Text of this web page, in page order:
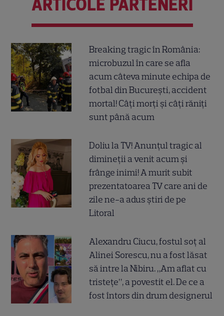
ARTICOLE PARTENERI
Breaking tragic în România:
microbuzul în care se afla
acum câteva minute echipa de
fotbal din București, accident
mortal! Câți morți și câți răniți
sunt până acum
Doliu la TV! Anunțul tragic al
dimineții a venit acum și
frânge inimi! A murit subit
prezentatoarea TV care ani de
zile ne-a adus știri de pe
Litoral
Alexandru Ciucu, fostul soț al
Alinei Sorescu, nu a fost lăsat
să intre la Nibiru. „Am aflat cu
tristețe”, a povestit el. De ce a
fost întors din drum designerul